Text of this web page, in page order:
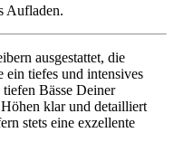
ausgestattet, die
ein tiefes und intensives
Bässe Deiner
klar und detailliert
stets eine exzellente